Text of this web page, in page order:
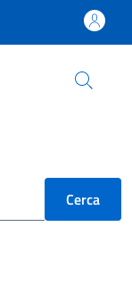
Cerca